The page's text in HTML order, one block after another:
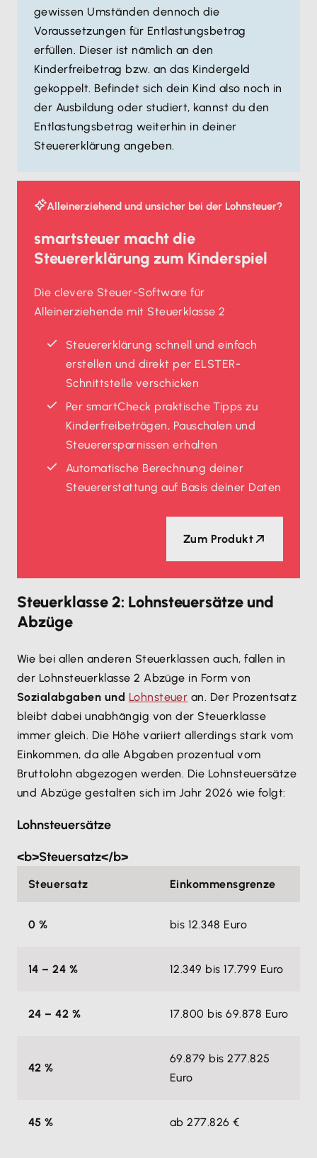
gewissen Umständen dennoch die
Voraussetzungen für Entlastungsbetrag
erfüllen. Dieser ist nämlich an den
Kinderfreibetrag bzw. an das Kindergeld
gekoppelt. Befindet sich dein Kind also noch in
der Ausbildung oder studiert, kannst du den
Entlastungsbetrag weiterhin in deiner
Steuererklärung angeben.
Alleinerziehend und unsicher bei der Lohnsteuer?
smartsteuer macht die
Steuererklärung zum Kinderspiel
Die clevere Steuer-Software für
Alleinerziehende mit Steuerklasse 2
Steuererklärung schnell und einfach
erstellen und direkt per ELSTER-
Schnittstelle verschicken
Per smartCheck praktische Tipps zu
Kinderfreibeträgen, Pauschalen und
Steuerersparnissen erhalten
Automatische Berechnung deiner
Steuererstattung auf Basis deiner Daten
Zum Produkt
Steuerklasse 2: Lohnsteuersätze und
Abzüge
Wie bei allen anderen Steuerklassen auch, fallen in
der Lohnsteuerklasse 2 Abzüge in Form von
Sozialabgaben und Lohnsteuer an. Der Prozentsatz
bleibt dabei unabhängig von der Steuerklasse
immer gleich. Die Höhe variiert allerdings stark vom
Einkommen, da alle Abgaben prozentual vom
Bruttolohn abgezogen werden. Die Lohnsteuersätze
und Abzüge gestalten sich im Jahr 2026 wie folgt:
Lohnsteuersätze
<b>Steuersatz</b>
Steuersatz Einkommensgrenze
0 % bis 12.348 Euro
14 – 24 % 12.349 bis 17.799 Euro
24 – 42 % 17.800 bis 69.878 Euro
42 %
69.879 bis 277.825
Euro
45 % ab 277.826 €